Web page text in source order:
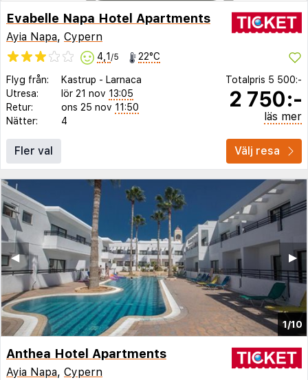
Evabelle Napa Hotel Apartments
Ayia Napa, Cypern
4,1 /5 22°C
Flyg från: Kastrup - Larnaca
Utresa:
lör 21 nov 13:05
Retur:
ons 25 nov 11:50
Nätter:
4
Totalpris 5 500:-
2 750:-
läs mer
Fler val Välj resa
1/10
▶︎
◀︎
Anthea Hotel Apartments
Ayia Napa, Cypern